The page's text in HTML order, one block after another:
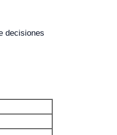
decisiones